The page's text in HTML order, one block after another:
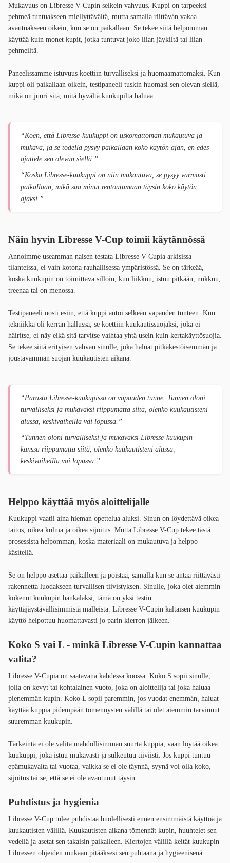
Mukavuus on Libresse V-Cupin selkein vahvuus. Kuppi on tarpeeksi
pehmeä tuntuakseen miellyttävältä, mutta samalla riittävän vakaa
avautuakseen oikein, kun se on paikallaan. Se tekee siitä helpomman
käyttää kuin monet kupit, jotka tuntuvat joko liian jäykiltä tai liian
pehmeiltä.
Paneelissamme istuvuus koettiin turvalliseksi ja huomaamattomaksi. Kun
kuppi oli paikallaan oikein, testipaneeli tuskin huomasi sen olevan siellä,
mikä on juuri sitä, mitä hyvältä kuukupilta haluaa.
“Koen, että Libresse-kuukuppi on uskomattoman mukautuva ja
mukava, ja se todella pysyy paikallaan koko käytön ajan, en edes
ajattele sen olevan siellä.”
“Koska Libresse-kuukuppi on niin mukautuva, se pysyy varmasti
paikallaan, mikä saa minut rentoutumaan täysin koko käytön
ajaksi.”
Näin hyvin Libresse V-Cup toimii käytännössä
Annoimme useamman naisen testata Libresse V-Cupia arkisissa
tilanteissa, ei vain kotona rauhallisessa ympäristössä. Se on tärkeää,
koska kuukupin on toimittava silloin, kun liikkuu, istuu pitkään, nukkuu,
treenaa tai on menossa.
Testipaneeli nosti esiin, että kuppi antoi selkeän vapauden tunteen. Kun
tekniikka oli kerran hallussa, se koettiin kuukautissuojaksi, joka ei
häiritse, ei näy eikä sitä tarvitse vaihtaa yhtä usein kuin kertakäyttösuojia.
Se tekee siitä erityisen vahvan sinulle, joka haluat pitkäkestöisemmän ja
joustavamman suojan kuukautisten aikana.
“Parasta Libresse-kuukupissa on vapauden tunne. Tunnen oloni
turvalliseksi ja mukavaksi riippumatta siitä, olenko kuukautisteni
alussa, keskivaiheilla vai lopussa.”
“Tunnen oloni turvalliseksi ja mukavaksi Libresse-kuukupin
kanssa riippumatta siitä, olenko kuukautisteni alussa,
keskivaiheilla vai lopussa.”
Helppo käyttää myös aloittelijalle
Kuukuppi vaatii aina hieman opettelua aluksi. Sinun on löydettävä oikea
taitos, oikea kulma ja oikea sijoitus. Mutta Libresse V-Cup tekee tästä
prosessista helpomman, koska materiaali on mukautuva ja helppo
käsitellä.
Se on helppo asettaa paikalleen ja poistaa, samalla kun se antaa riittävästi
rakennetta luodakseen turvallisen tiivistyksen. Sinulle, joka olet aiemmin
kokenut kuukupin hankalaksi, tämä on yksi testin
käyttäjäystävällisimmistä malleista. Libresse V-Cupin kaltaisen kuukupin
käyttö helpottuu huomattavasti jo parin kierron jälkeen.
Koko S vai L - minkä Libresse V-Cupin kannattaa
valita?
Libresse V-Cupia on saatavana kahdessa koossa. Koko S sopii sinulle,
jolla on kevyt tai kohtalainen vuoto, joka on aloittelija tai joka haluaa
pienemmän kupin. Koko L sopii paremmin, jos vuodat enemmän, haluat
käyttää kuppia pidempään tömennysten välillä tai olet aiemmin tarvinnut
suuremman kuukupin.
Tärkeintä ei ole valita mahdollisimman suurta kuppia, vaan löytää oikea
kuukuppi, joka istuu mukavasti ja sulkeutuu tiiviisti. Jos kuppi tuntuu
epämukavalta tai vuotaa, vaikka se ei ole täynnä, syynä voi olla koko,
sijoitus tai se, että se ei ole avautunut täysin.
Puhdistus ja hygienia
Libresse V-Cup tulee puhdistaa huolellisesti ennen ensimmäistä käyttöä ja
kuukautisten välillä. Kuukautisten aikana tömennät kupin, huuhtelet sen
vedellä ja asetat sen takaisin paikalleen. Kiertojen välillä keität kuukupin
Libressen ohjeiden mukaan pitääksesi sen puhtaana ja hygieenisenä.